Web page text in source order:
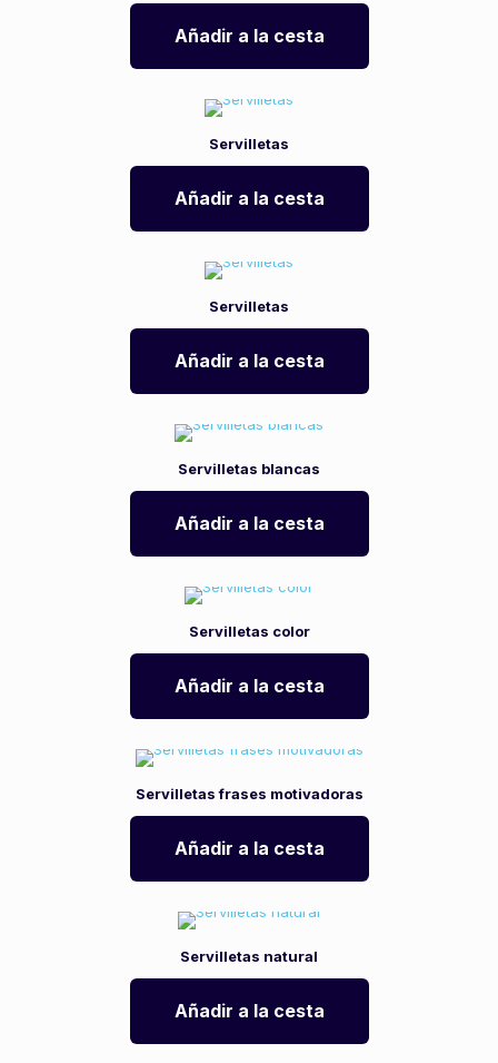
Añadir a la cesta
Servilletas
Añadir a la cesta
Servilletas
Añadir a la cesta
Servilletas blancas
Añadir a la cesta
Servilletas color
Añadir a la cesta
Servilletas frases motivadoras
Añadir a la cesta
Servilletas natural
Añadir a la cesta